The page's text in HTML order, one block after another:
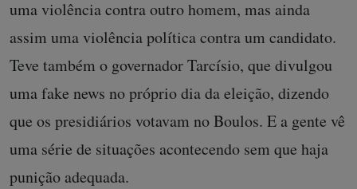
uma violência contra outro homem, mas ainda
assim uma violência política contra um candidato.
Teve também o governador Tarcísio, que divulgou
uma fake news no próprio dia da eleição, dizendo
que os presidiários votavam no Boulos. E a gente vê
uma série de situações acontecendo sem que haja
punição adequada.